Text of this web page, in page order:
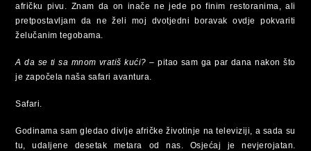
afričku pivu. Znam da on inače ne jede po finim restoranima, ali
pretpostavljam da ne želi moj dvotjedni boravak ovdje pokvariti
želučanim tegobama.
A da se ti sa mnom vratiš kući?– pitao sam ga par dana nakon što
je započela naša safari avantura.
Safari.
Godinama sam gledao divlje afričke životinje na televiziji, a sada su
tu, udaljene desetak metara od nas. Osjećaj je nevjerojatan.